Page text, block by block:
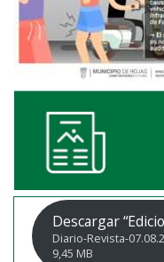
Descargar
Diario-Revista-
9,45 MB